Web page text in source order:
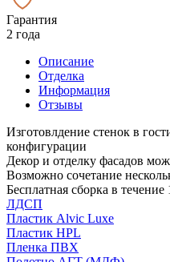
Гарантия
2 года
Описание
Отделка
Информация
Отзывы
Изготовлдение стенок в
конфигурации
Декор и отделку фасадов
Возможно сочетание
Бесплатная сборка в
ЛДСП
Пластик Alvic Luxe
Пластик HPL
Пленка ПВХ